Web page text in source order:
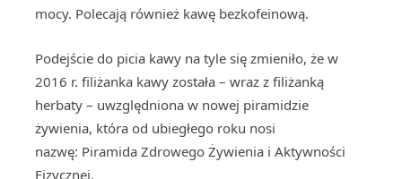
mocy. Polecają również kawę bezkofeinową.
Podejście do picia kawy na tyle się zmieniło, że w
2016 r. filiżanka kawy została – wraz z filiżanką
herbaty – uwzględniona w nowej piramidzie
żywienia, która od ubiegłego roku nosi
nazwę: Piramida Zdrowego Żywienia i Aktywności
Fizycznej.